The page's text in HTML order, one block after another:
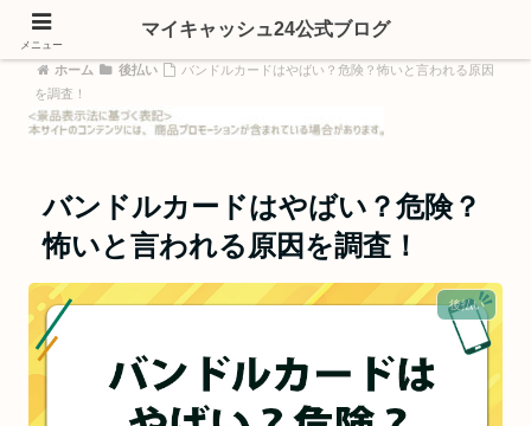
ホーム 後払い
バンドルカードはやばい？危険？怖いと言われる原因
を調査！
バンドルカードはやばい？危険？
怖いと言われる原因を調査！
後払い
メニュー
マイキャッシュ24公式ブログ